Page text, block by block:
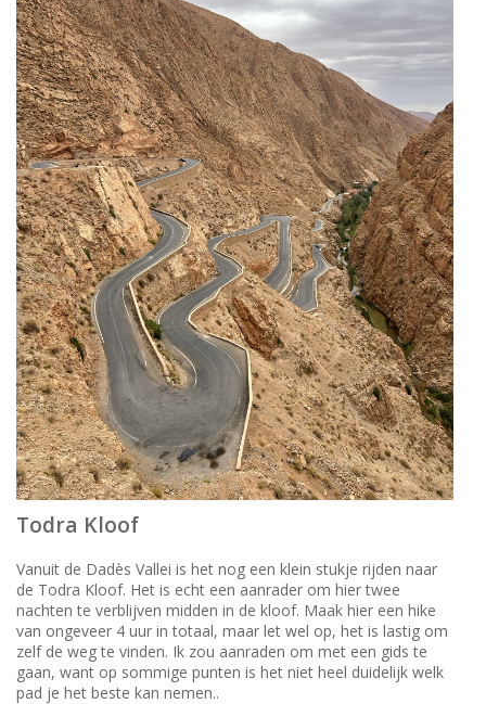
Todra Kloof
Vanuit de Dadès Vallei is het nog een klein stukje rijden naar
de Todra Kloof. Het is echt een aanrader om hier twee
nachten te verblijven midden in de kloof. Maak hier een hike
van ongeveer 4 uur in totaal, maar let wel op, het is lastig om
zelf de weg te vinden. Ik zou aanraden om met een gids te
gaan, want op sommige punten is het niet heel duidelijk welk
pad je het beste kan nemen..